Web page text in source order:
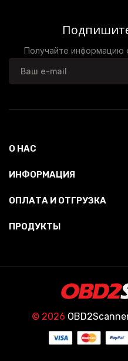
Получайте информацию
О НАС
ИНФОРМАЦИЯ
ОПЛАТА И ОТГРУЗКА
ПРОДУКТЫ
© 2026